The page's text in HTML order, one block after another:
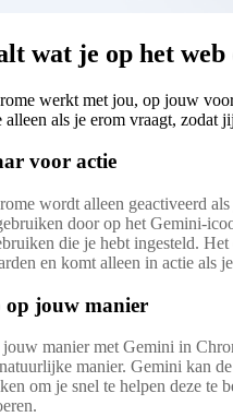
wat je op het web
werkt met jou, op jouw
alleen als je erom vraagt, zodat
voor actie
wordt alleen geactiveerd
door op het Gemini-
die je hebt ingesteld.
en komt alleen in actie als
jouw manier
manier met Gemini in
manier. Gemini kan
om je snel te helpen deze te